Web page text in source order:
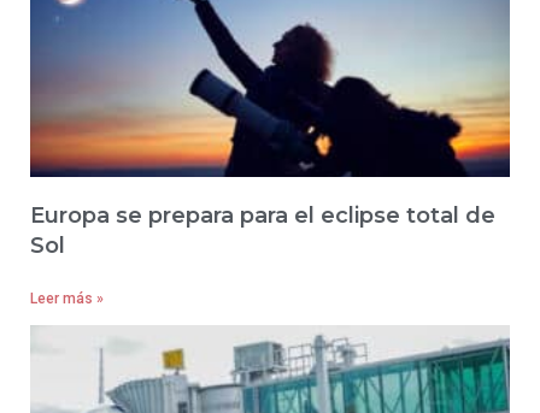
Europa se prepara para el eclipse total de
Sol
Leer más »